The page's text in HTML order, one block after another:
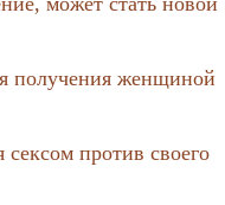
получения женщиной
против своего